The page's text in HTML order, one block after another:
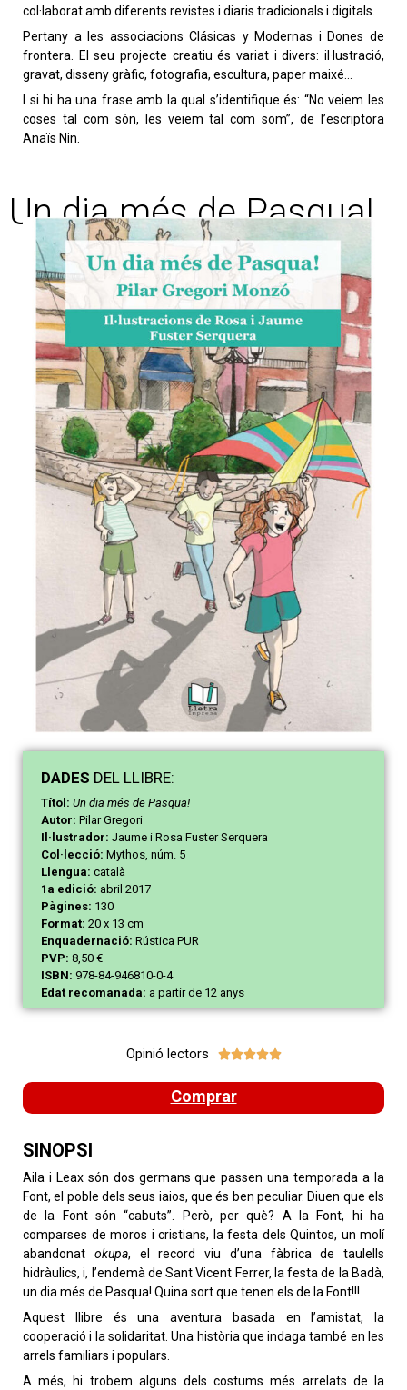
col·laborat amb diferents revistes i diaris tradicionals i digitals.
Pertany a les associacions Clásicas y Modernas i Dones de
frontera. El seu projecte creatiu és variat i divers: il·lustració,
gravat, disseny gràfic, fotografia, escultura, paper maixé…
I si hi ha una frase amb la qual s’identifique és: “No veiem les
coses tal com són, les veiem tal com som”, de l’escriptora
Anaïs Nin.
Un dia més de Pasqua!
DADES DEL LLIBRE:
Títol: Un dia més de Pasqua!
Autor: Pilar Gregori
Il·lustrador: Jaume i Rosa Fuster Serquera
Col·lecció: Mythos, núm. 5
Llengua: català
1a edició: abril 2017
Pàgines: 130
Format: 20 x 13 cm
Enquadernació: Rústica PUR
PVP: 8,50 €
ISBN: 978-84-946810-0-4
Edat recomanada: a partir de 12 anys
Opinió lectors 
Comprar
SINOPSI
Aila i Leax són dos germans que passen una temporada a la
Font, el poble dels seus iaios, que és ben peculiar. Diuen que els
de la Font són “cabuts”. Però, per què? A la Font, hi ha
comparses de moros i cristians, la festa dels Quintos, un molí
abandonat okupa, el record viu d’una fàbrica de taulells
hidràulics, i, l’endemà de Sant Vicent Ferrer, la festa de la Badà,
un dia més de Pasqua! Quina sort que tenen els de la Font!!!
Aquest llibre és una aventura basada en l’amistat, la
cooperació i la solidaritat. Una història que indaga també en les
arrels familiars i populars.
A més, hi trobem alguns dels costums més arrelats de la